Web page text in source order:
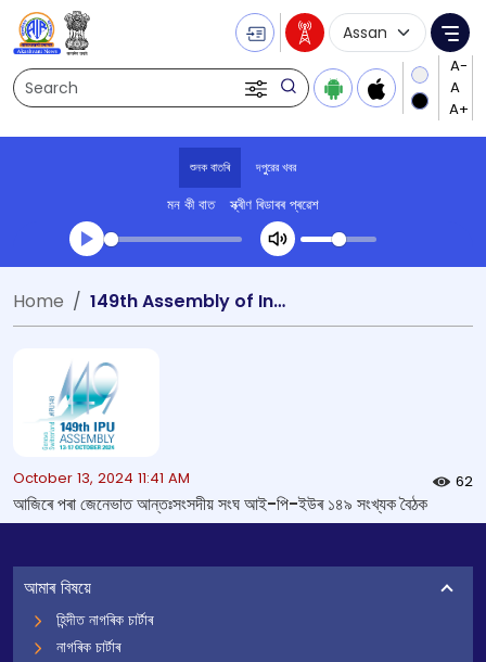
Search
Language
শুনক বাতৰি দপুুরের খবর
মন কী বাত স্ক্ৰীণ ৰিডাৰৰ প্ৰৱেশ
Transcript summary
খেলা অডিঅ' দপুুরের খবর
Home 149th Assembly of Inter-Parliamentary Union
October 13, 2024 11:41 AM 62
আজিৰে পৰা জেনেভাত আন্তঃসংসদীয় সংঘ আই-পি-ইউৰ ১৪৯ সংখ্যক বৈঠক
আমাৰ বিষয়ে
হিন্দীত নাগৰিক চাৰ্টাৰ
নাগৰিক চাৰ্টাৰ